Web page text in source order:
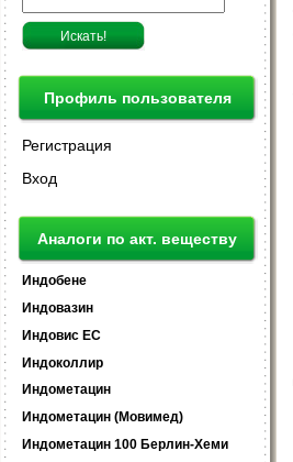
Профиль пользователя
Регистрация
Вход
Аналоги по акт. веществу
Индобене
Индовазин
Индовис ЕС
Индоколлир
Индометацин
Индометацин (Мовимед)
Индометацин 100 Берлин-Хеми